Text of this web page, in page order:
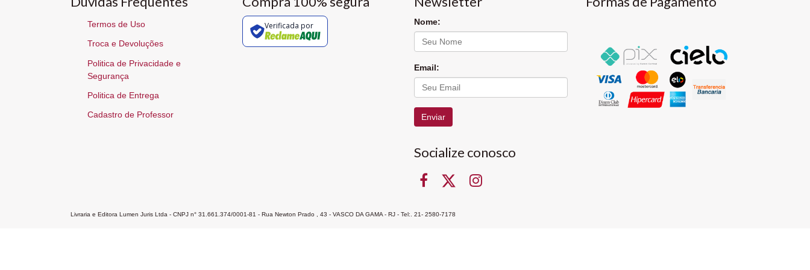
Termos de Uso
Troca e Devoluções
Politica de Privacidade e
Segurança
Politica de Entrega
Cadastro de Professor
Verificada por Nome:
Email:
Enviar
Socialize conosco
Livraria e Editora Lumen Juris Ltda - CNPJ n° 31.661.374/0001-81 - Rua Newton Prado , 43 - VASCO DA GAMA - RJ - Tel:. 21- 2580-7178